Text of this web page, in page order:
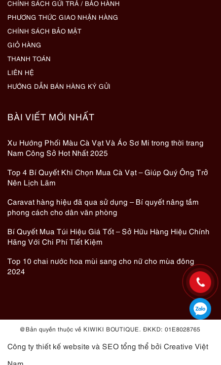
CHÍNH SÁCH GỬI TRẢ / BẢO HÀNH
PHƯƠNG THỨC GIAO NHẬN HÀNG
CHÍNH SÁCH BẢO MẬT
GIỎ HÀNG
THANH TOÁN
LIÊN HỆ
HƯỚNG DẪN BÁN HÀNG KÝ GỬI
BÀI VIẾT MỚI NHẤT
Xu Hướng Phối Màu Cà Vạt Và Áo Sơ Mi trong thời trang
Nam Công Sở Hot Nhất 2025
Top 4 Bí Quyết Khi Chọn Mua Cà Vạt – Giúp Quý Ông Trở
Nên Lịch Lãm
Caravat hàng hiệu đã qua sử dụng – Bí quyết nâng tầm
phong cách cho dân văn phòng
Bí Quyết Mua Túi Hiệu Giá Tốt – Sở Hữu Hàng Hiệu Chính
Hãng Với Chi Phí Tiết Kiệm
Top 10 chai nước hoa mùi sang cho nữ cho mùa đông
2024
@ Bản quyền thuộc về KIWIKI BOUTIQUE. ĐKKD: 01E8028765
Công ty thiết kế website và SEO tổng thể bởi Creative Việt